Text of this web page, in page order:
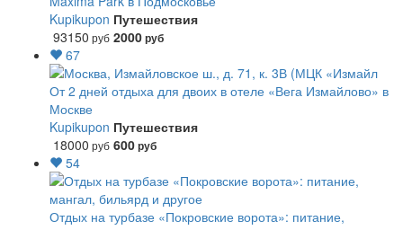
Kupikupon Путешествия
93150 руб 2000руб
67
От 2 дней отдыха для двоих в отеле «Вега Измайлово» в
Москве
Kupikupon Путешествия
18000 руб 600руб
54
Отдых на турбазе «Покровские ворота»: питание,